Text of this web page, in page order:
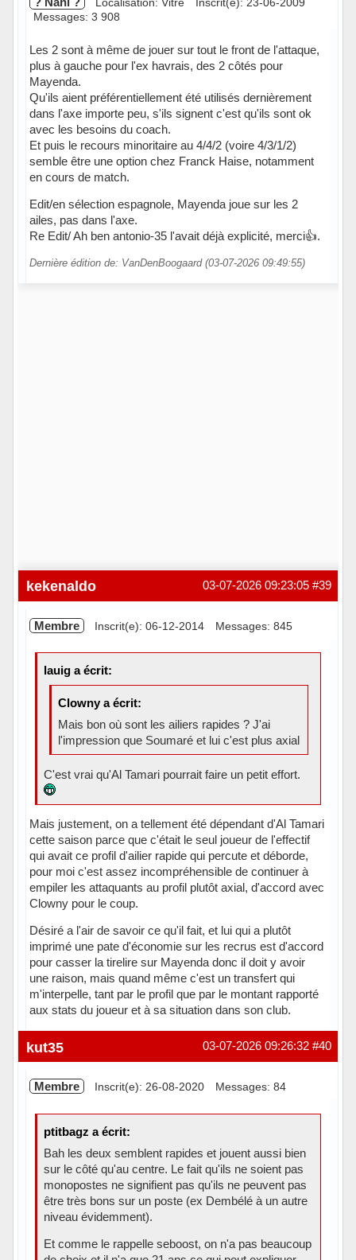
Messages: 3 908
Les 2 sont à même de jouer sur tout le front de l'attaque,
plus à gauche pour l'ex havrais, des 2 côtés pour
Mayenda.
Qu'ils aient préférentiellement été utilisés dernièrement
dans l'axe importe peu, s'ils signent c'est qu'ils sont ok
avec les besoins du coach.
Et puis le recours minoritaire au 4/4/2 (voire 4/3/1/2)
semble être une option chez Franck Haise, notamment
en cours de match.
Edit/en sélection espagnole, Mayenda joue sur les 2
ailes, pas dans l'axe.
Re Edit/ Ah ben antonio-35 l'avait déjà explicité, merci👍.
Dernière édition de: VanDenBoogaard (03-07-2026 09:49:55)
#39
03-07-2026 09:23:05
kekenaldo
Membre Inscrit(e): 06-12-2014 Messages: 845
lauig a écrit:
Clowny a écrit:
Mais bon où sont les ailiers rapides ? J'ai
l'impression que Soumaré et lui c'est plus axial
C'est vrai qu'Al Tamari pourrait faire un petit effort.
Mais justement, on a tellement été dépendant d'Al Tamari
cette saison parce que c'était le seul joueur de l'effectif
qui avait ce profil d'ailier rapide qui percute et déborde,
pour moi c'est assez incompréhensible de continuer à
empiler les attaquants au profil plutôt axial, d'accord avec
Clowny pour le coup.
Désiré a l'air de savoir ce qu'il fait, et lui qui a plutôt
imprimé une pate d'économie sur les recrus est d'accord
pour casser la tirelire sur Mayenda donc il doit y avoir
une raison, mais quand même c'est un transfert qui
m'interpelle, tant par le profil que par le montant rapporté
aux stats du joueur et à sa situation dans son club.
Hors ligne #40
03-07-2026 09:26:32
kut35
Membre Inscrit(e): 26-08-2020 Messages: 84
ptitbagz a écrit:
Bah les deux semblent rapides et jouent aussi bien
sur le côté qu'au centre. Le fait qu'ils ne soient pas
monopostes ne signifient pas qu'ils ne peuvent pas
être très bons sur un poste (ex Dembélé à un autre
niveau évidemment).
Et comme le rappelle seboost, on n'a pas beaucoup